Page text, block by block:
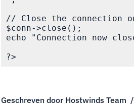
// Close the connection
$conn->close();
echo "Connection now
Geschreven door Hostwinds Team /